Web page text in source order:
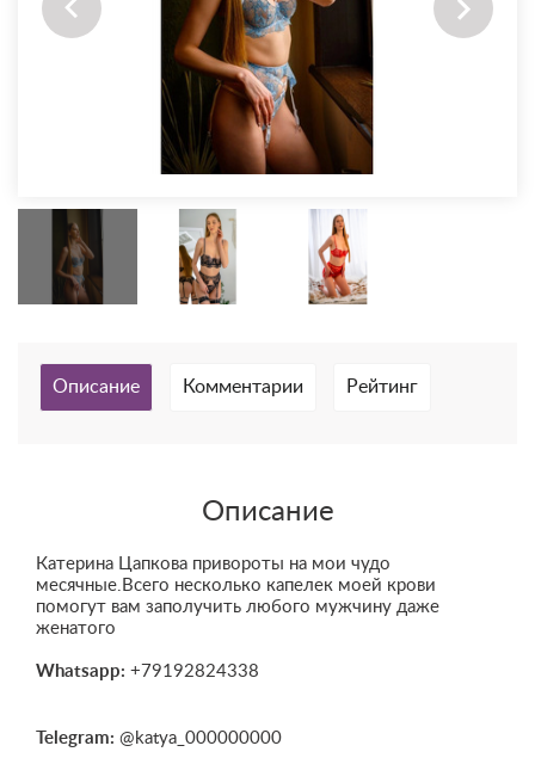
Описание Комментарии Рейтинг
Описание
Катерина Цапкова привороты на мои чудо
месячные.Всего несколько капелек моей крови
помогут вам заполучить любого мужчину даже
женатого
Whatsapp: +79192824338
Telegram: @katya_000000000